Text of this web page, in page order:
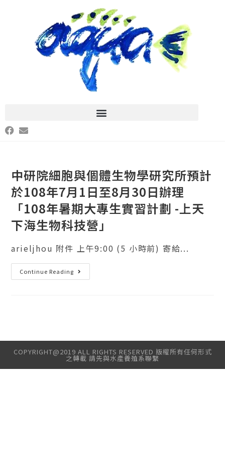
中研院細胞與個體生物學研究所預計
於108年7月1日至8月30日辦理
「108年暑期大專生實習計劃 -上天
下海生物科技營」
arieljhou 附件 上午9:00 (5 小時前) 寄給...
Continue Reading
COPYRIGHT@2019 ALL RIGHTS RESERVED 版權所有任何形式
之轉載 請先與水產養殖系聯繫